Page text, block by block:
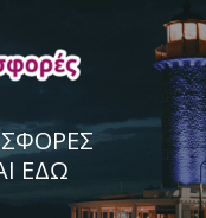
ΕΔΩ